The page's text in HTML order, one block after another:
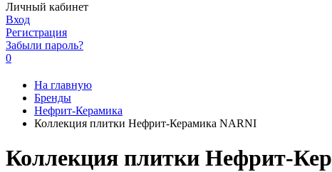
Личный кабинет
Вход
Регистрация
Забыли пароль?
0
На главную
Бренды
Нефрит-Керамика
Коллекция плитки Нефрит-Керамика NARNI
Коллекция плитки Нефрит-